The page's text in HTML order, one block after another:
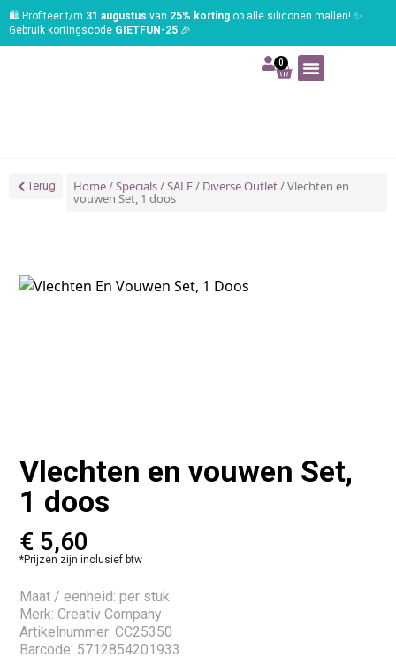
🛍️ Profiteer t/m 31 augustus van 25% korting op alle siliconen mallen! ✨
Gebruik kortingscode GIETFUN-25 🎉
0
Terug Home/Specials/SALE/ Diverse Outlet/ Vlechten en
vouwen Set, 1 doos
Vlechten en vouwen Set,
1 doos
€ 5,60
*Prijzen zijn inclusief btw
Maat / eenheid: per stuk
Merk: Creativ Company
Artikelnummer: CC25350
Barcode: 5712854201933